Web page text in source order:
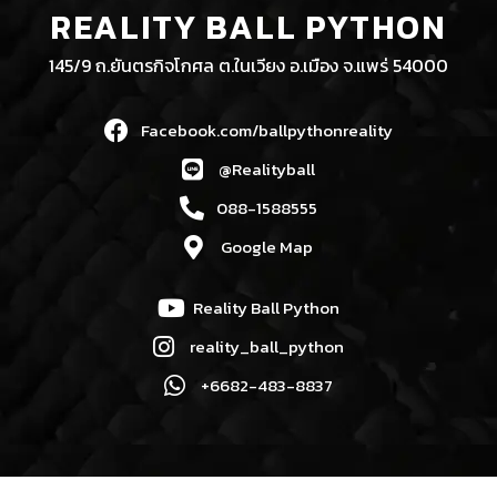
REALITY BALL PYTHON
145/9 ถ.ยันตรกิจโกศล ต.ในเวียง อ.เมือง จ.แพร่ 54000
Facebook.com/ballpythonreality
@Realityball
088-1588555
Google Map
Reality Ball Python
reality_ball_python
+6682-483-8837